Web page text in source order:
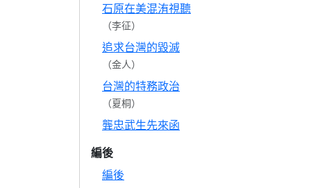
石原在美混洧視聽
（李征）
追求台灣的毀滅
（金人）
台灣的特務政治
（夏桐）
龔忠武生先來函
編後
編後